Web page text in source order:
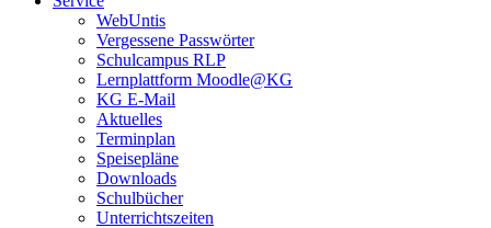
WebUntis
Vergessene Passwörter
Schulcampus RLP
Lernplattform Moodle@KG
KG E-Mail
Aktuelles
Terminplan
Speisepläne
Downloads
Schulbücher
Unterrichtszeiten